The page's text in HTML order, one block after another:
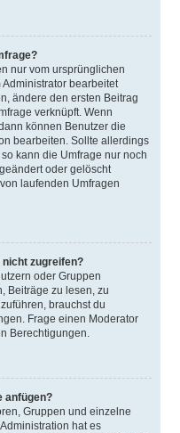
nur vom ursprünglichen
bearbeitet
ändere den ersten Beitrag
verknüpft. Wenn
können Benutzer die
bearbeiten. Sollte allerdings
kann die Umfrage nur noch
oder gelöscht
laufenden Umfragen
zugreifen?
oder Gruppen
Beiträge zu lesen, zu
brauchst du
Frage einen Moderator
Berechtigungen.
anfügen?
Gruppen und einzelne
hat es